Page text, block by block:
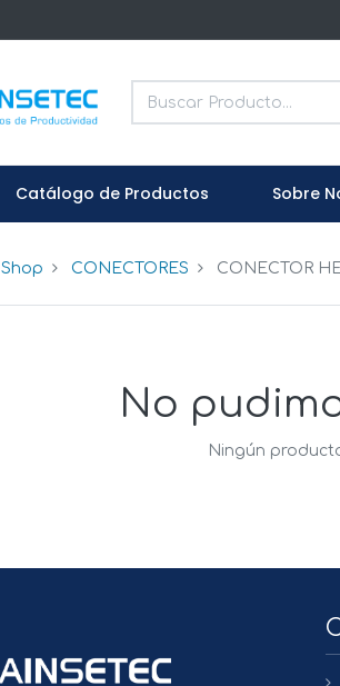
Catálogo de Productos Sobre
Shop CONECTORES CONECTOR
No
Ningún